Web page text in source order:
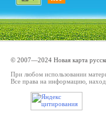
© 2007—2024 Новая карта
При любом использовании
Все права на информацию,